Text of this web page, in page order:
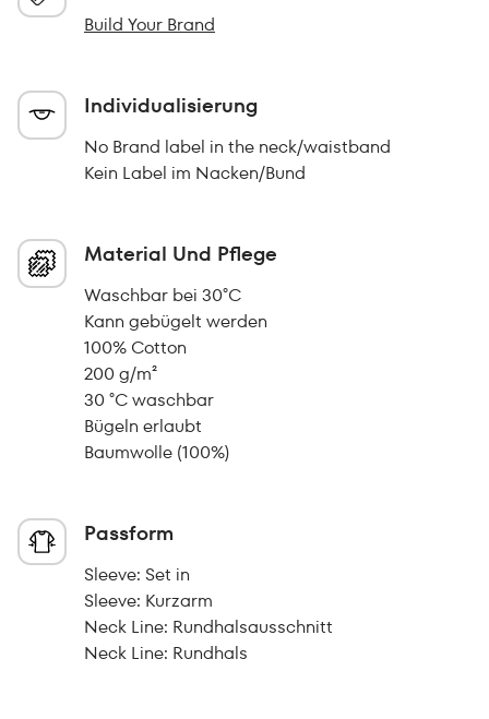
Build Your Brand
Individualisierung
No Brand label in the neck/waistband
Kein Label im Nacken/Bund
Material Und Pflege
Waschbar bei 30°C
Kann gebügelt werden
100% Cotton
200 g/m²
30 °C waschbar
Bügeln erlaubt
Baumwolle (100%)
Passform
Sleeve: Set in
Sleeve: Kurzarm
Neck Line: Rundhalsausschnitt
Neck Line: Rundhals